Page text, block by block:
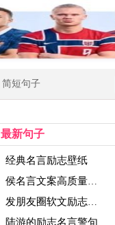
简短句子
最新句子
经典名言励志壁纸
侯名言文案高质量励志
发朋友圈软文励志名言
陆游的励志名言警句